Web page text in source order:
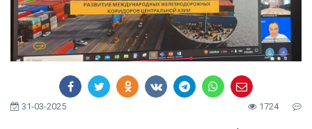
31-03-2025 1724